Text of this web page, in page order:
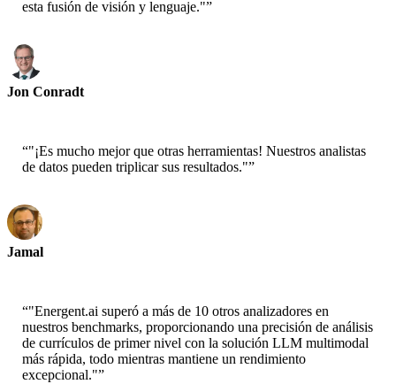
esta fusión de visión y lenguaje."”
Jon Conradt
“"¡Es mucho mejor que otras herramientas! Nuestros analistas
de datos pueden triplicar sus resultados."”
Jamal
“"Energent.ai superó a más de 10 otros analizadores en
nuestros benchmarks, proporcionando una precisión de análisis
de currículos de primer nivel con la solución LLM multimodal
más rápida, todo mientras mantiene un rendimiento
excepcional."”